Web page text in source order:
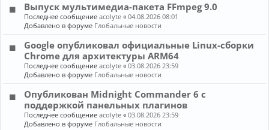
Выпуск мультимедиа-пакета FFmpeg 9.0
Последнее сообщениеacolyte «04.08.2026 08:01
Добавлено в форуме Глобальные новости
Google опубликовал официальные Linux-сборки
Chrome для архитектуры ARM64
Последнее сообщениеacolyte «03.08.2026 23:59
Добавлено в форуме Глобальные новости
Опубликован Midnight Commander 6 c
поддержкой панельных плагинов
Последнее сообщениеacolyte «03.08.2026 23:59
Добавлено в форуме Глобальные новости